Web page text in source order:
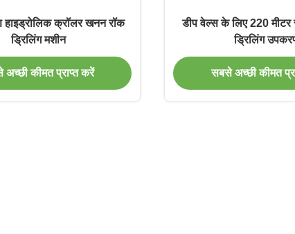
हाइड्रोलिक क्रॉलर खनन रॉक
ड्रिलिंग मशीन
कीमत प्राप्त करें
डीप वेल्स के लिए 220 मीटर
ड्रिलिंग
सबसे अच्छी कीमत